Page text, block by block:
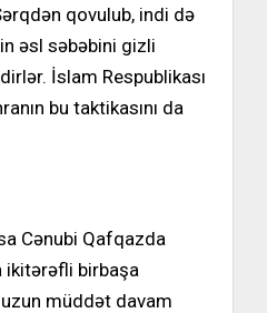
qovulub, indi də
əsl səbəbini gizli
İslam Respublikası
bu taktikasını da
Cənubi Qafqazda
ikitərəfli birbaşa
müddət davam